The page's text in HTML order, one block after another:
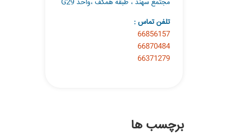
مجتمع سهند ، طبقه همکف ،واحد G29
تلفن تماس :
66856157
66870484
66371279
برچسب ها